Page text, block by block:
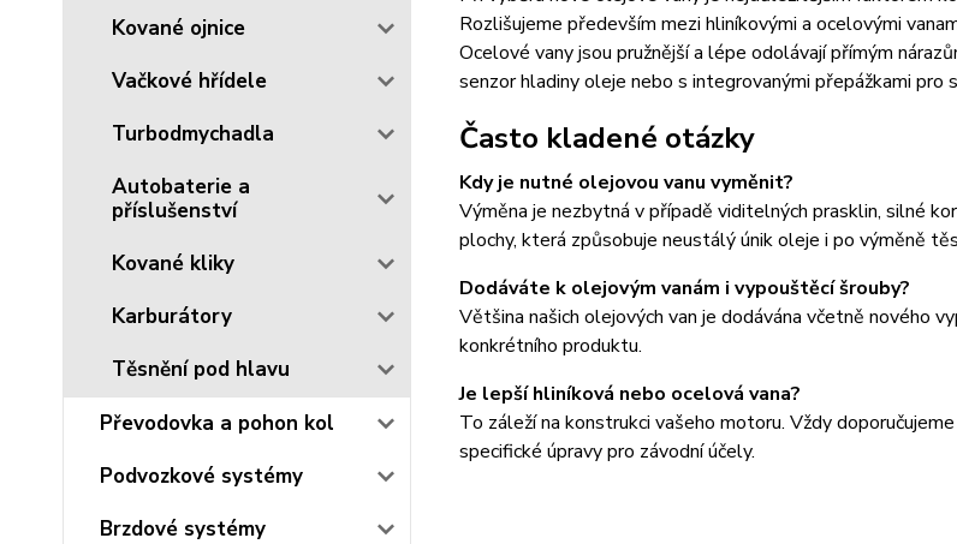
Kované ojnice
Vačkové hřídele
Turbodmychadla
Autobaterie a
příslušenství
Kované kliky
Karburátory
Těsnění pod hlavu
Převodovka a pohon kol
Podvozkové systémy
Brzdové systémy
Rozlišujeme především mezi hliníkovými a ocelovými
Ocelové vany jsou pružnější a lépe odolávají přímým
senzor hladiny oleje nebo s integrovanými přepážkami pro
Často kladené otázky
Kdy je nutné olejovou vanu vyměnit?
Výměna je nezbytná v případě viditelných prasklin, silné
plochy, která způsobuje neustálý únik oleje i po výměně
Dodáváte k olejovým vanám i vypouštěcí šrouby?
Většina našich olejových van je dodávána včetně nového
konkrétního produktu.
Je lepší hliníková nebo ocelová vana?
To záleží na konstrukci vašeho motoru. Vždy
specifické úpravy pro závodní účely.